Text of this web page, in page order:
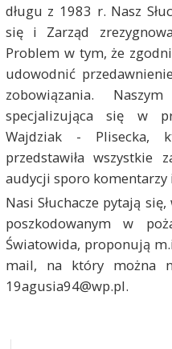
długu z 1983 r. Nasz
się i Zarząd
Problem w tym, że
udowodnić
zobowiązania.
specjalizująca się w
Wajdziak - Plisecka,
przedstawiła wszystkie
audycji sporo komentarzy
Nasi Słuchacze pytają
poszkodowanym w
Światowida, proponują
mail, na który można
19agusia94@wp.pl.